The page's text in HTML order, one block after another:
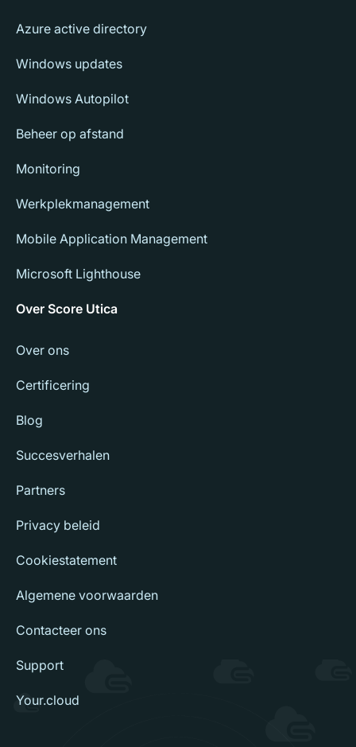
Azure active directory
Windows updates
Windows Autopilot
Beheer op afstand
Monitoring
Werkplekmanagement
Mobile Application Management
Microsoft Lighthouse
Over Score Utica
Over ons
Certificering
Blog
Succesverhalen
Partners
Privacy beleid
Cookiestatement
Algemene voorwaarden
Contacteer ons
Support
Your.cloud